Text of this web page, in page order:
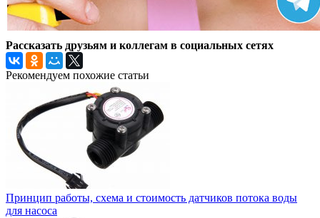
Рассказать друзьям и коллегам в социальных сетях
Рекомендуем похожие статьи
Принцип работы, схема и стоимость датчиков потока воды
для насоса